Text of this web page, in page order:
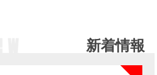
新着情報
NEW